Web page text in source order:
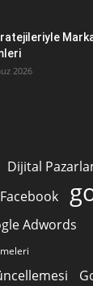
2026
Dijital
Facebook
Adwords